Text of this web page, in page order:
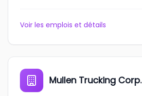
Voir les emplois et détails
Mullen Trucking Corp.